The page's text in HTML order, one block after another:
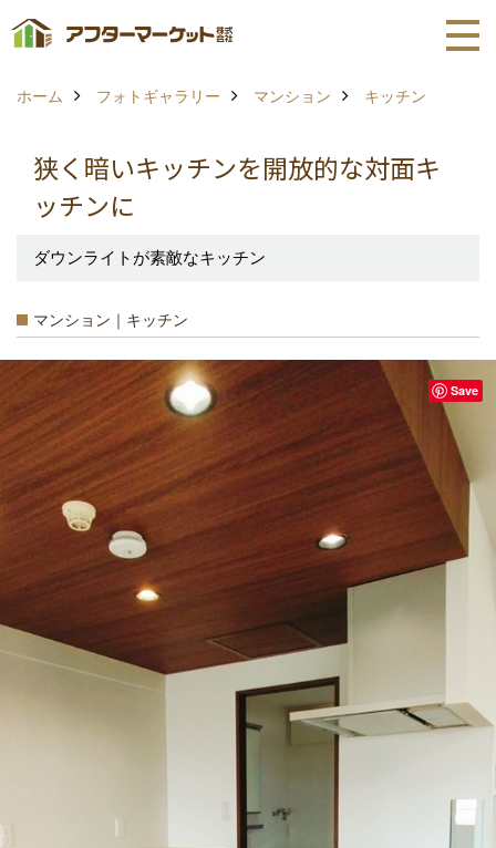
ホーム フォトギャラリー マンション キッチン
狭く暗いキッチンを開放的な対面キ
ッチンに
ダウンライトが素敵なキッチン
マンション｜キッチン
Save